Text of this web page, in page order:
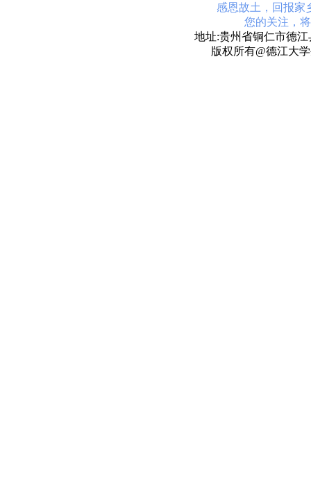
感恩故土，回报家
您的关注，
地址:贵州省铜仁市德
版权所有@德江大